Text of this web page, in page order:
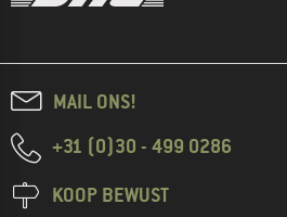
MAIL ONS!
+31 (0)30 - 499 0286
KOOP BEWUST